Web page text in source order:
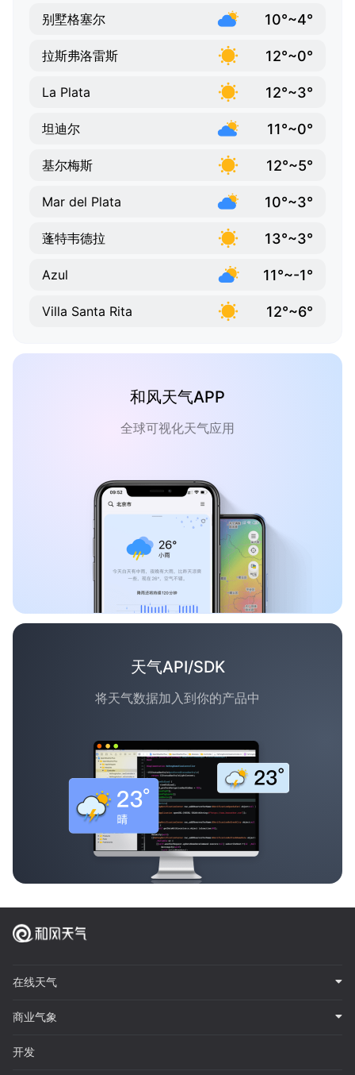
别墅格塞尔 10°~4°
拉斯弗洛雷斯 12°~0°
La Plata 12°~3°
坦迪尔 11°~0°
基尔梅斯 12°~5°
Mar del Plata 10°~3°
蓬特韦德拉 13°~3°
Azul 11°~-1°
Villa Santa Rita 12°~6°
和风天气APP
全球可视化天气应用
天气API/SDK
将天气数据加入到你的产品中
在线天气
商业气象
开发